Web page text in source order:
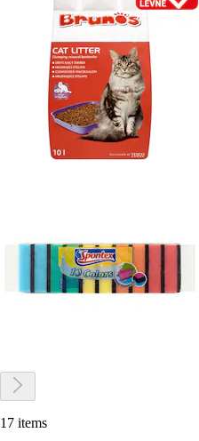
17 items